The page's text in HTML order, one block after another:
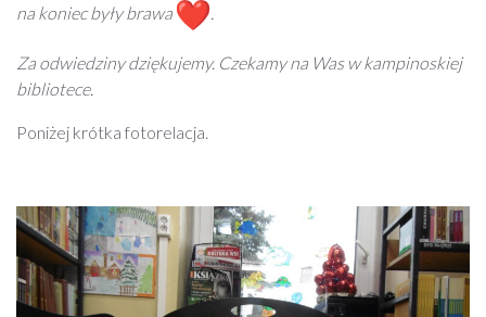
na koniec były brawa
.
Za odwiedziny dziękujemy. Czekamy na Was w kampinoskiej
bibliotece.
Poniżej krótka fotorelacja.